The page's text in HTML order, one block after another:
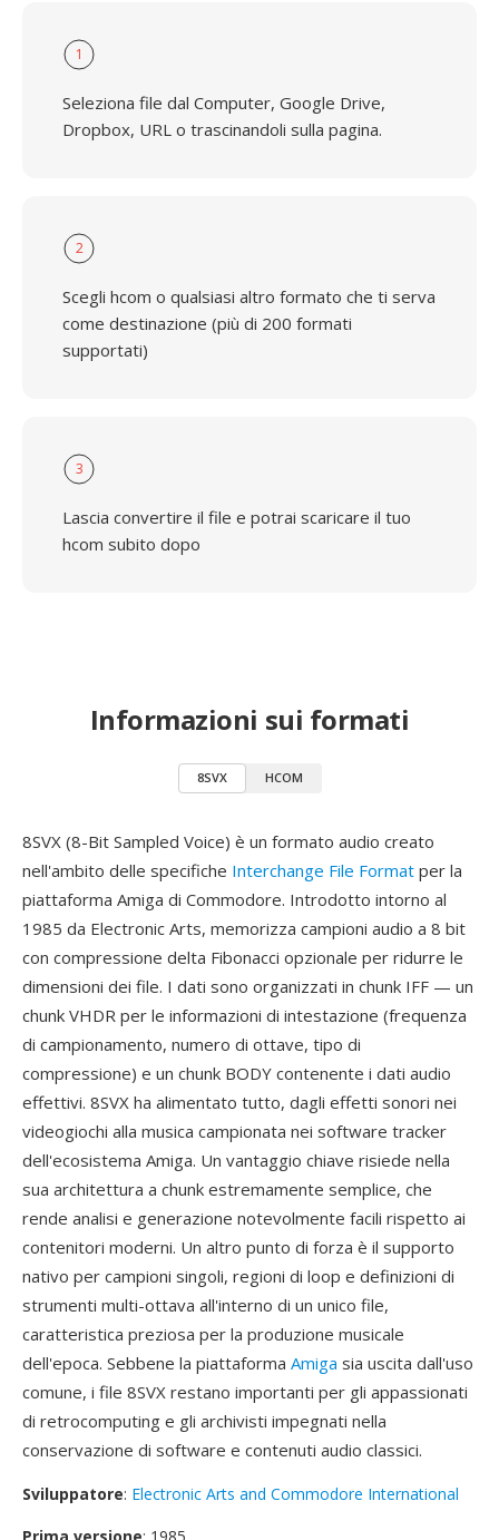
1
Seleziona file dal Computer, Google Drive,
Dropbox, URL o trascinandoli sulla pagina.
2
Scegli hcom o qualsiasi altro formato che ti serva
come destinazione (più di 200 formati
supportati)
3
Lascia convertire il file e potrai scaricare il tuo
hcom subito dopo
Informazioni sui formati
8SVX HCOM
8SVX (8-Bit Sampled Voice) è un formato audio creato
nell'ambito delle specifiche Interchange File Format per la
piattaforma Amiga di Commodore. Introdotto intorno al
1985 da Electronic Arts, memorizza campioni audio a 8 bit
con compressione delta Fibonacci opzionale per ridurre le
dimensioni dei file. I dati sono organizzati in chunk IFF — un
chunk VHDR per le informazioni di intestazione (frequenza
di campionamento, numero di ottave, tipo di
compressione) e un chunk BODY contenente i dati audio
effettivi. 8SVX ha alimentato tutto, dagli effetti sonori nei
videogiochi alla musica campionata nei software tracker
dell'ecosistema Amiga. Un vantaggio chiave risiede nella
sua architettura a chunk estremamente semplice, che
rende analisi e generazione notevolmente facili rispetto ai
contenitori moderni. Un altro punto di forza è il supporto
nativo per campioni singoli, regioni di loop e definizioni di
strumenti multi-ottava all'interno di un unico file,
caratteristica preziosa per la produzione musicale
dell'epoca. Sebbene la piattaforma Amiga sia uscita dall'uso
comune, i file 8SVX restano importanti per gli appassionati
di retrocomputing e gli archivisti impegnati nella
conservazione di software e contenuti audio classici.
Sviluppatore: Electronic Arts and Commodore International